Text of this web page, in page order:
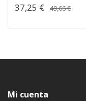
37,25 € 49,66 €
Mi cuenta